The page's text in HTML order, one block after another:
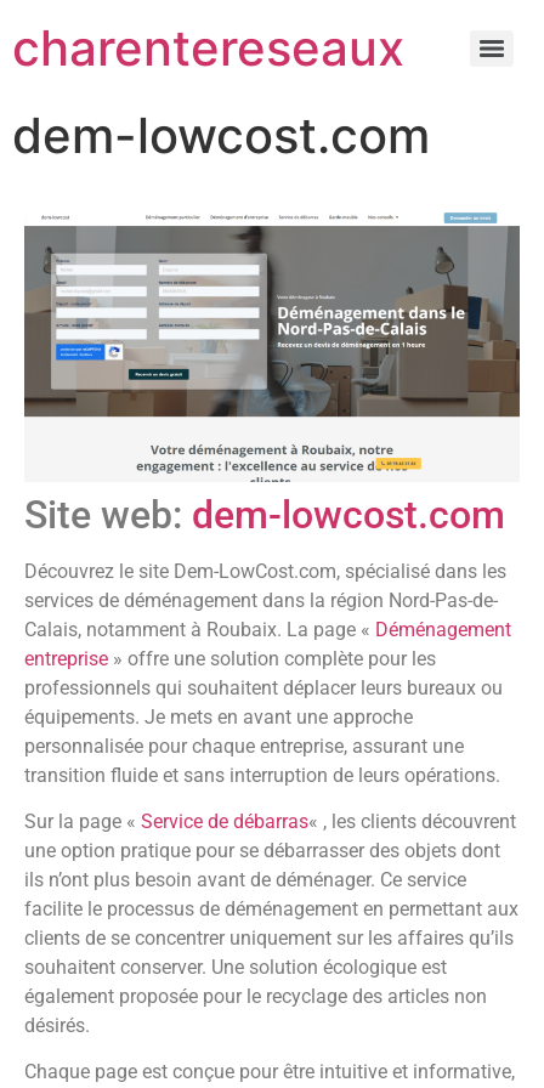
charentereseaux
dem-lowcost.com
Site web: dem-lowcost.com
Découvrez le site Dem-LowCost.com, spécialisé dans les
services de déménagement dans la région Nord-Pas-de-
Calais, notamment à Roubaix. La page « Déménagement
entreprise » offre une solution complète pour les
professionnels qui souhaitent déplacer leurs bureaux ou
équipements. Je mets en avant une approche
personnalisée pour chaque entreprise, assurant une
transition fluide et sans interruption de leurs opérations.
Sur la page « Service de débarras« , les clients découvrent
une option pratique pour se débarrasser des objets dont
ils n’ont plus besoin avant de déménager. Ce service
facilite le processus de déménagement en permettant aux
clients de se concentrer uniquement sur les affaires qu’ils
souhaitent conserver. Une solution écologique est
également proposée pour le recyclage des articles non
désirés.
Chaque page est conçue pour être intuitive et informative,